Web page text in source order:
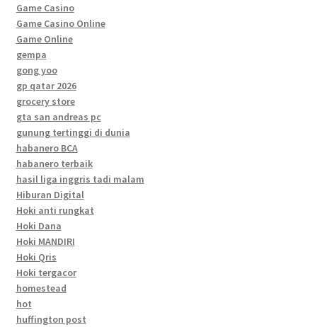
Game Casino
Game Casino Online
Game Online
gempa
gong yoo
gp qatar 2026
grocery store
gta san andreas pc
gunung tertinggi di dunia
habanero BCA
habanero terbaik
hasil liga inggris tadi malam
Hiburan Digital
Hoki anti rungkat
Hoki Dana
Hoki MANDIRI
Hoki Qris
Hoki tergacor
homestead
hot
huffington post